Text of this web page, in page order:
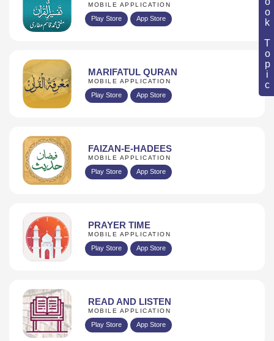
Book Topic
MOBILE APPLICATION
Play Store App Store
MARIFATUL QURAN
MOBILE APPLICATION
Play Store App Store
FAIZAN-E-HADEES
MOBILE APPLICATION
Play Store App Store
PRAYER TIME
MOBILE APPLICATION
Play Store App Store
READ AND LISTEN
MOBILE APPLICATION
Play Store App Store